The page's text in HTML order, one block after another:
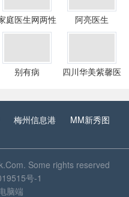
庭医生网两性
健康
阿亮医生
别有病
四川华美紫馨医
梅州信息港
MM新秀图
. Some rights reserved
号-1
脑端